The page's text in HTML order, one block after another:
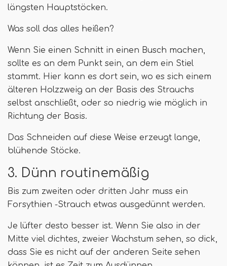
längsten Hauptstöcken.
Was soll das alles heißen?
Wenn Sie einen Schnitt in einen Busch machen,
sollte es an dem Punkt sein, an dem ein Stiel
stammt. Hier kann es dort sein, wo es sich einem
älteren Holzzweig an der Basis des Strauchs
selbst anschließt, oder so niedrig wie möglich in
Richtung der Basis.
Das Schneiden auf diese Weise erzeugt lange,
blühende Stöcke.
3. Dünn routinemäßig
Bis zum zweiten oder dritten Jahr muss ein
Forsythien -Strauch etwas ausgedünnt werden.
Je lüfter desto besser ist. Wenn Sie also in der
Mitte viel dichtes, zweier Wachstum sehen, so dick,
dass Sie es nicht auf der anderen Seite sehen